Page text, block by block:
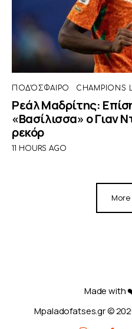
ΠΟΔΌΣΦΑΙΡΟ CHAMPIONS
Ρεάλ Μαδρίτης:
«Βασίλισσα» ο Γιαν
ρεκόρ
11 HOURS AGO
Made with
Mpaladofatses.gr ©